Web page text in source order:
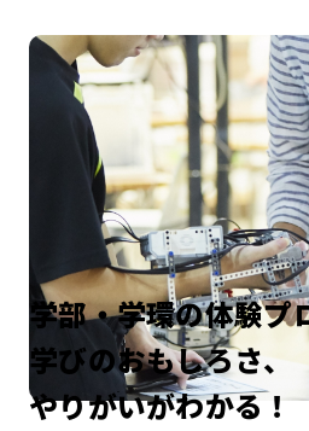
学部・学環の体験プ
学びのおもしろさ、
やりがいがわかる！